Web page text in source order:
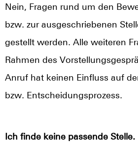
Nein, Fragen rund um den
bzw. zur ausgeschriebenen
gestellt werden. Alle weiteren
Rahmen des
Anruf hat keinen Einfluss auf
bzw. Entscheidungsprozess.
Ich finde keine passende